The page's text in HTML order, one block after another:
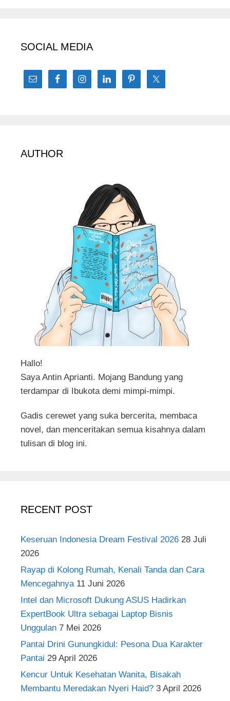
SOCIAL MEDIA
AUTHOR
Hallo!
Saya Antin Aprianti. Mojang Bandung yang
terdampar di Ibukota demi mimpi-mimpi.
Gadis cerewet yang suka bercerita, membaca
novel, dan menceritakan semua kisahnya dalam
tulisan di blog ini.
RECENT POST
Keseruan Indonesia Dream Festival 2026 28 Juli
2026
Rayap di Kolong Rumah, Kenali Tanda dan Cara
Mencegahnya 11 Juni 2026
Intel dan Microsoft Dukung ASUS Hadirkan
ExpertBook Ultra sebagai Laptop Bisnis
Unggulan 7 Mei 2026
Pantai Drini Gunungkidul: Pesona Dua Karakter
Pantai 29 April 2026
Kencur Untuk Kesehatan Wanita, Bisakah
Membantu Meredakan Nyeri Haid? 3 April 2026